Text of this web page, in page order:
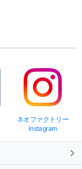
ネオファクトリー
Instagram